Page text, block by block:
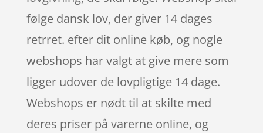
følge dansk lov, der giver 14 dages
retrret. efter dit online køb, og nogle
webshops har valgt at give mere som
ligger udover de lovpligtige 14 dage.
Webshops er nødt til at skilte med
deres priser på varerne online, og